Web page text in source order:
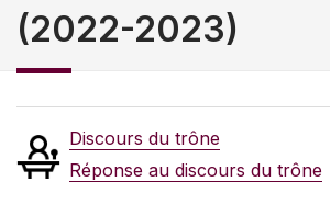
(2022-2023)
Discours du trône
Réponse au discours du trône